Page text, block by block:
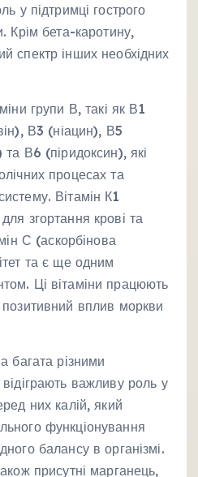
у підтримці гострого
Крім бета-каротину,
спектр інших необхідних
групи В, такі як В1
В3 (ніацин), В5
В6 (піридоксин), які
процесах та
Вітамін К1
згортання крові та
С (аскорбінова
та є ще одним
Ці вітаміни працюють
вплив моркви
багата різними
важливу роль у
них калій, який
функціонування
балансу в організмі.
присутні марганець,